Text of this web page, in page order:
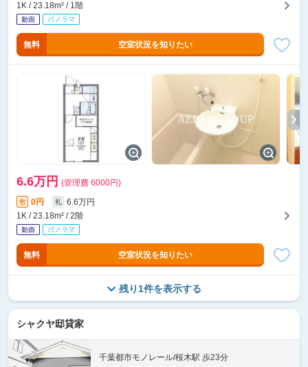
1K / 23.18m² / 1階
無料 空室状況を知りたい
6.6万円 (管理費 6000円)
敷 0円 礼
6.6万円
1K / 23.18m² / 2階
無料 空室状況を知りたい
残り1件を表示する
シャクヤ邸貸家
千葉都市モノレール/桜木駅 歩23分